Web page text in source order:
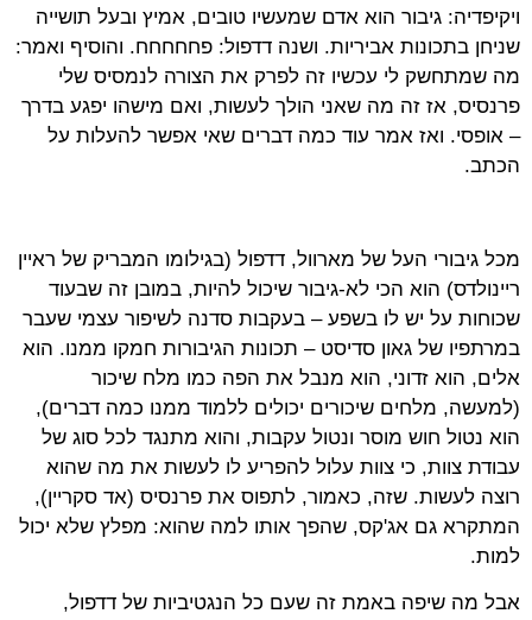
ויקיפדיה: גיבור הוא אדם שמעשיו טובים, אמיץ ובעל תושייה
שניחן בתכונות אביריות. ושנה דדפול: פחחחחח. והוסיף ואמר:
מה שמתחשק לי עכשיו זה לפרק את הצורה לנמסיס שלי
פרנסיס, אז זה מה שאני הולך לעשות, ואם מישהו יפגע בדרך
– אופסי. ואז אמר עוד כמה דברים שאי אפשר להעלות על
הכתב.
מכל גיבורי העל של מארוול, דדפול (בגילומו המבריק של ראיין
ריינולדס) הוא הכי לא-גיבור שיכול להיות, במובן זה שבעוד
שכוחות על יש לו בשפע – בעקבות סדנה לשיפור עצמי שעבר
במרתפיו של גאון סדיסט – תכונות הגיבורות חמקו ממנו. הוא
אלים, הוא זדוני, הוא מנבל את הפה כמו מלח שיכור
(למעשה, מלחים שיכורים יכולים ללמוד ממנו כמה דברים),
הוא נטול חוש מוסר ונטול עקבות, והוא מתנגד לכל סוג של
עבודת צוות, כי צוות עלול להפריע לו לעשות את מה שהוא
רוצה לעשות. שזה, כאמור, לתפוס את פרנסיס (אד סקריין),
המתקרא גם אג'קס, שהפך אותו למה שהוא: מפלץ שלא יכול
למות.
אבל מה שיפה באמת זה שעם כל הנגטיביות של דדפול,